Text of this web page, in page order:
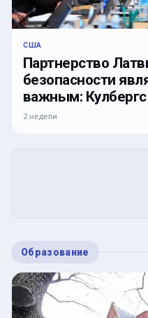
США
Партнерство
безопасности
важным: Кулбергс
2 недели
Образование